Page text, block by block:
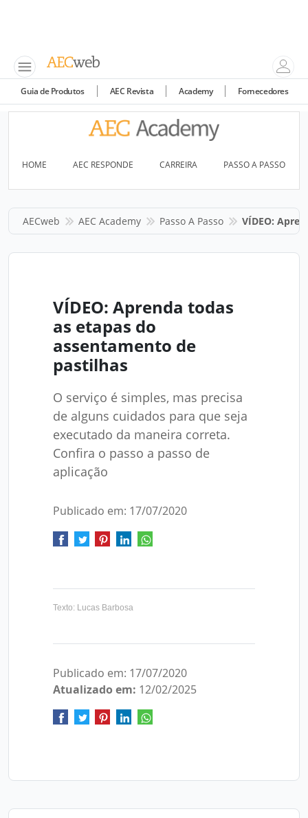
Guia de Produtos AEC Revista Academy Fornecedores
HOME AEC RESPONDE CARREIRA PASSO A PASSO
AECweb AEC Academy Passo A Passo VÍDEO:
VÍDEO: Aprenda todas
as etapas do
assentamento de
pastilhas
O serviço é simples, mas precisa
de alguns cuidados para que seja
executado da maneira correta.
Confira o passo a passo de
aplicação
Publicado em: 17/07/2020
Texto: Lucas Barbosa
Publicado em: 17/07/2020
Atualizado em: 12/02/2025